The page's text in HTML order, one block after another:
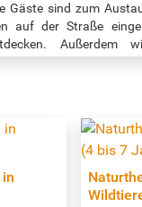
Gäste sind zum
auf der Straße
Außerdem
das